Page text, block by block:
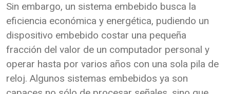
Sin embargo, un sistema embebido busca la
eficiencia económica y energética, pudiendo un
dispositivo embebido costar una pequeña
fracción del valor de un computador personal y
operar hasta por varios años con una sola pila de
reloj. Algunos sistemas embebidos ya son